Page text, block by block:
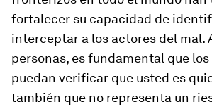
fortalecer su capacidad de
interceptar a los actores del mal.
personas, es fundamental que
puedan verificar que usted es
también que no representa un